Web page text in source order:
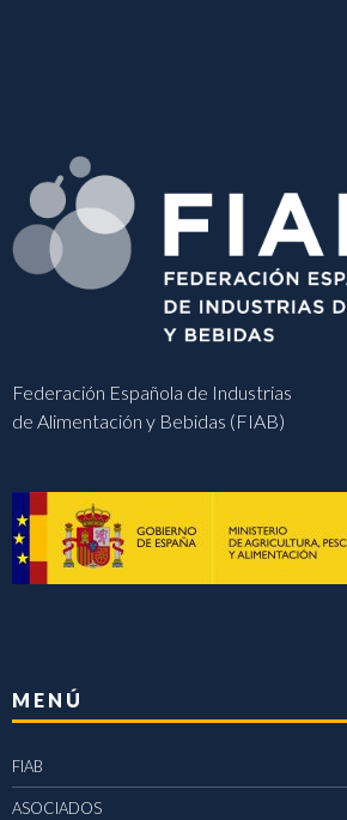
Federación Española de Industrias
de Alimentación y Bebidas (FIAB)
MENÚ
FIAB
ASOCIADOS